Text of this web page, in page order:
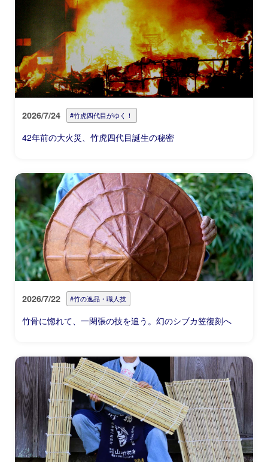
2026/7/24 #竹虎四代目がゆく！
42年前の大火災、竹虎四代目誕生の秘密
2026/7/22 #竹の逸品・職人技
竹骨に惚れて、一閑張の技を追う。幻のシブカ笠復刻へ